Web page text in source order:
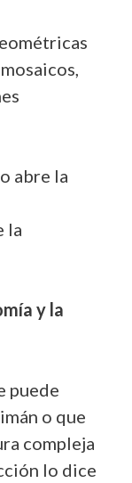
abre la
la
y la
puede
o que
compleja
lo dice